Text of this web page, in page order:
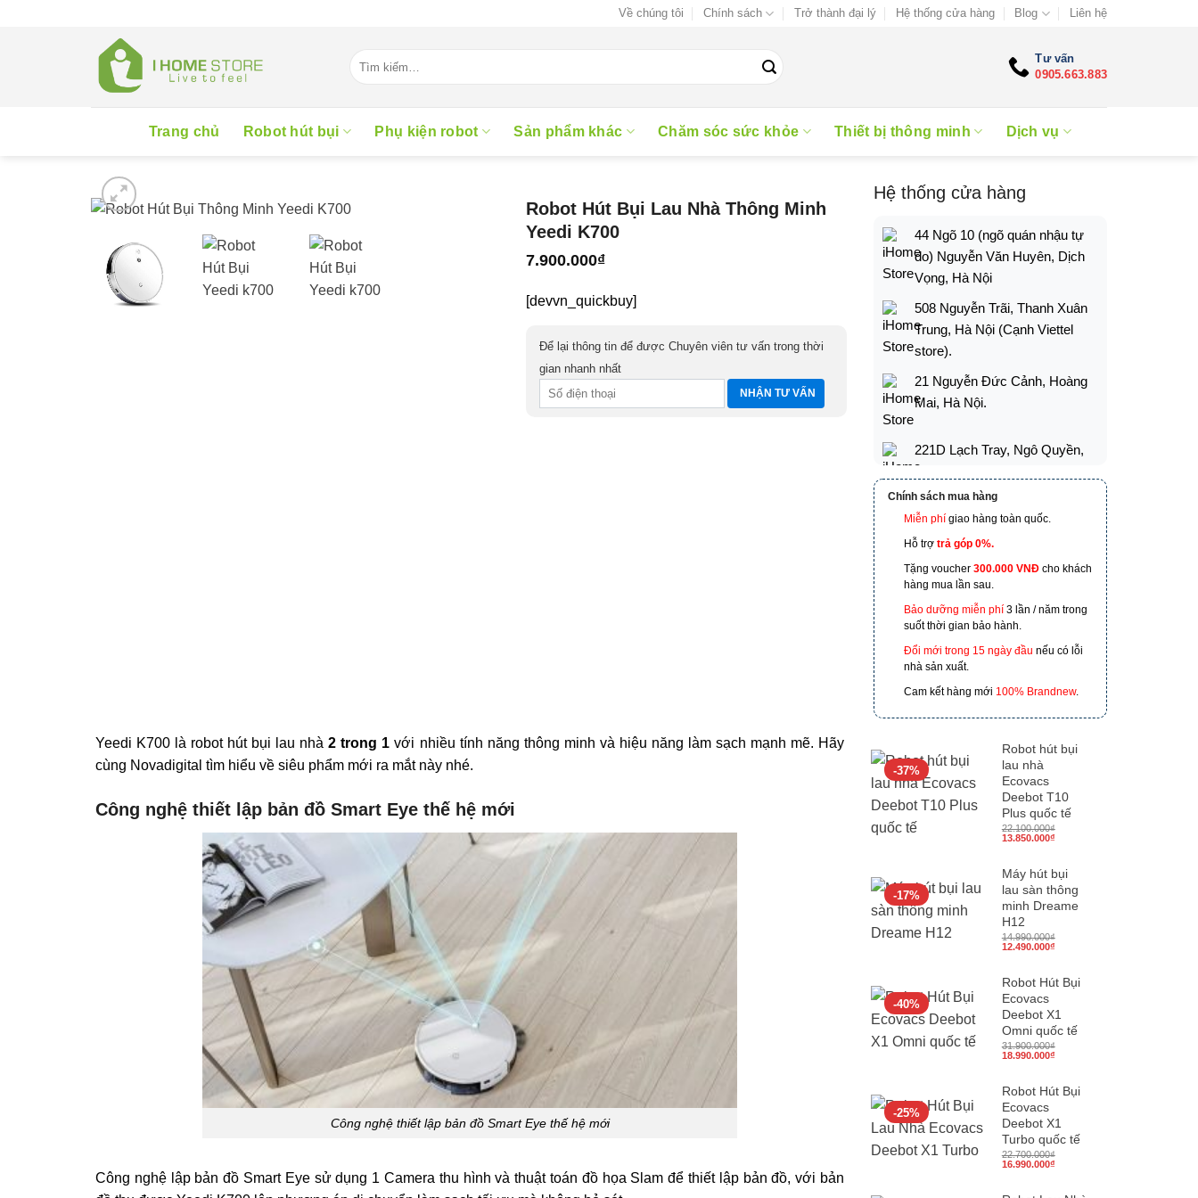
Về chúng tôi Chính sách Trở thành đại lý Hệ thống cửa hàng Blog Liên hệ
kiếm:
Tư vấn
0905.663.883
Trang chủ Robot hút bụi Phụ kiện robot Sản phẩm khác Chăm sóc sức khỏe Thiết bị thông minh Dịch vụ
Robot Hút Bụi Lau Nhà Thông Minh
Yeedi K700
7.900.000₫
[devvn_quickbuy]
Để lại thông tin để được Chuyên viên tư vấn trong thời
gian nhanh nhất
Hệ thống cửa hàng
44 Ngõ 10 (ngõ quán nhậu tự
do) Nguyễn Văn Huyên, Dịch
Vọng, Hà Nội
508 Nguyễn Trãi, Thanh Xuân
Trung, Hà Nội (Cạnh Viettel
store).
21 Nguyễn Đức Cảnh, Hoàng
Mai, Hà Nội.
221D Lạch Tray, Ngô Quyền,
173 Nguyễn Thái Bình,
Phường 4, Quận Tân Bình, Hồ
Chí Minh
601 Hoàng Liên, TP Lào Cai
Chính sách mua hàng
Miễn phí giao hàng toàn quốc.
Hỗ trợ trả góp 0%.
Tặng voucher 300.000 VNĐcho khách
hàng mua lần sau.
Bảo dưỡng miễn phí3 lần / năm trong
suốt thời gian bảo hành.
Đổi mới trong 15 ngày đầu nếu có lỗi
nhà sản xuất.
Cam kết hàng mới 100% Brandnew.
Yeedi K700 là robot hút bụi lau nhà2 trong 1 với nhiều tính năng thông minh và hiệu năng làm sạch mạnh mẽ. Hãy
cùng Novadigital tìm hiểu về siêu phẩm mới ra mắt này nhé.
Công nghệ thiết lập bản đồ Smart Eye thế hệ mới
Công nghệ thiết lập bản đồ Smart Eye thế hệ mới
Công nghệ lập bản đồ Smart Eye sử dụng 1 Camera thu hình và thuật toán đồ họa Slam để thiết lập bản đồ, với bản
-37%
Robot hút bụi
lau nhà
Ecovacs
Deebot T10
Plus quốc tế
22.100.000₫
Giá
13.850.000₫Giá
13.850.000₫.
-17%
Máy hút bụi
lau sàn thông
minh Dreame
H12
14.990.000₫
Giá
12.490.000₫Giá
12.490.000₫.
-40%
Robot Hút Bụi
Ecovacs
Deebot X1
Omni quốc tế
31.900.000₫
Giá
18.990.000₫Giá
18.990.000₫.
-25%
Robot Hút Bụi
Ecovacs
Deebot X1
Turbo quốc tế
22.700.000₫
Giá
16.990.000₫Giá